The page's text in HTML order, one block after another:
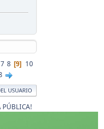
7 8 9
10
USUARIO
PÚBLICA!